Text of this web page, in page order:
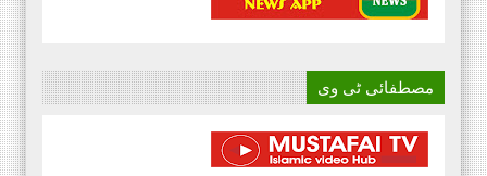
مصطفائی ٹی وی